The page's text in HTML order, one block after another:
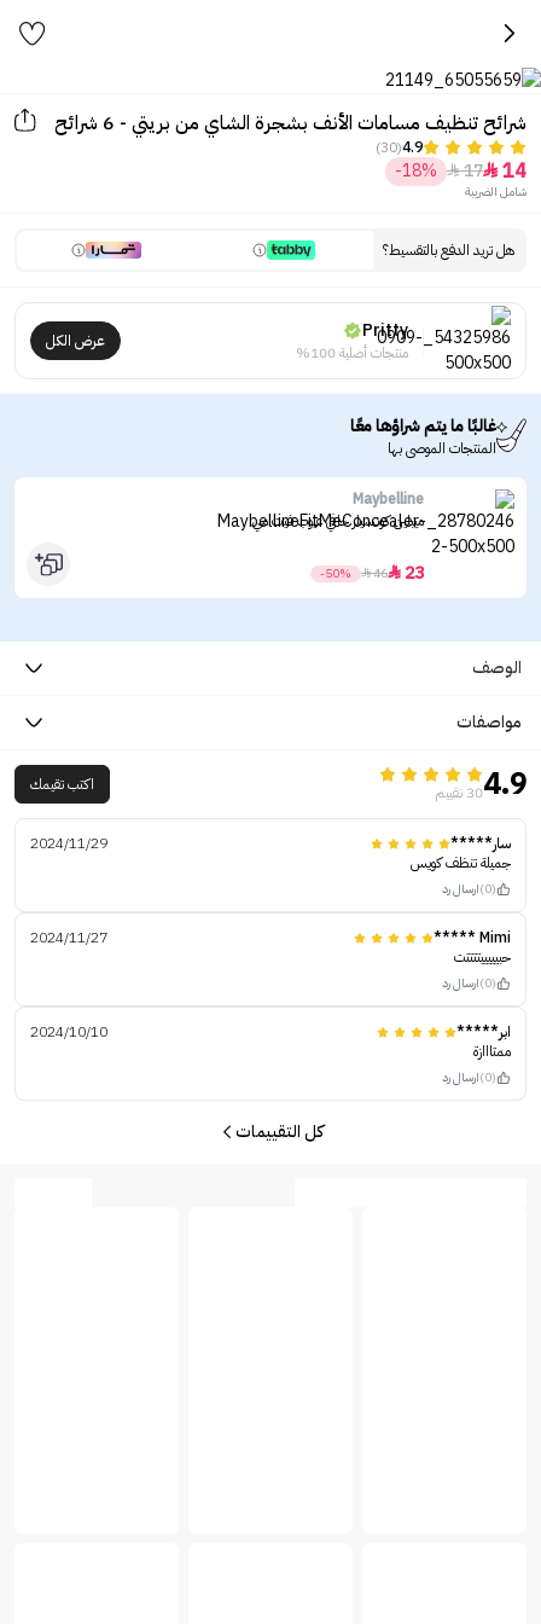
شرائح تنظيف مسامات الأنف بشجرة الشاي من بريتي - 6 شرائح
4.9
(30)
14

17

-18%
شامل الضريبة
هل تريد الدفع بالتقسيط؟
Pritty
منتجات أصلية 100%
عرض الكل
غالبًا ما يتم شراؤها معًا
المنتجات الموصى بها
Maybelline
ميبلين كونسيلر خافي عيوب فيت مي
23

46

-50%
الوصف
مواصفات
4.930 تقييم اكتب تقيمك
سار*****
2024/11/29
جميلة تنظف كويس
(0) ارسال رد
Mimi *****
2024/11/27
حبيييييتتتتت
(0) ارسال رد
ابر*****
2024/10/10
ممتااازة
(0) ارسال رد
كل التقييمات